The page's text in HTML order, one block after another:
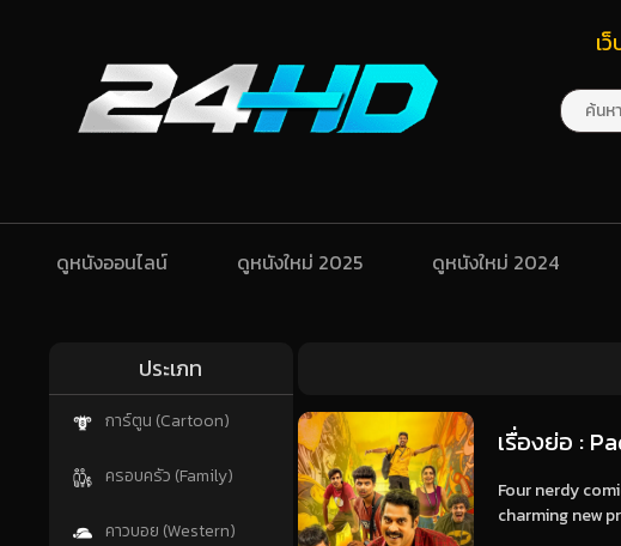
เ
ดูหนังออนไลน์ ดูหนังใหม่ 2025 ดูหนังใหม่ 2024
ประเภท
การ์ตูน (Cartoon)
ครอบครัว (Family)
คาวบอย (Western)
เรื่องย่อ :
Four nerdy
charming new